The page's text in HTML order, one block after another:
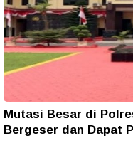
Mutasi Besar di
Bergeser dan Dapat